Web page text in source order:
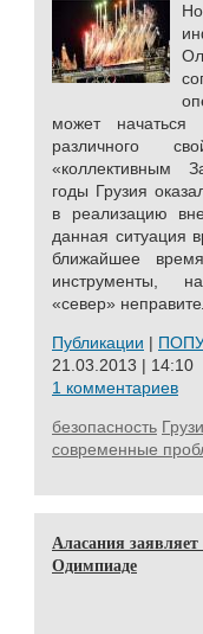
может
различного
«коллективным
годы Грузия
в реализацию
данная ситуация
ближайшее
инструменты,
«север»
Публикации |
21.03.2013 | 14:10
1 комментариев
безопасность
современные
Аласания заявляет
Одимпиаде